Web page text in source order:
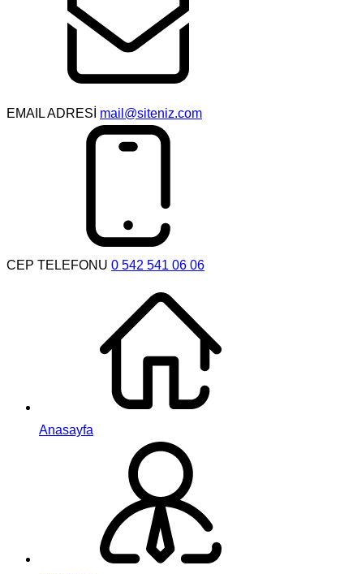
EMAIL ADRESİ mail@siteniz.com
CEP TELEFONU 0 542 541 06 06
Anasayfa